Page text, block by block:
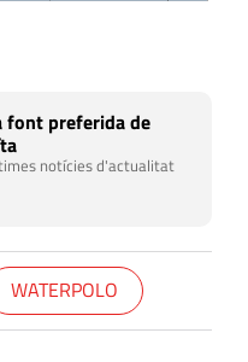
font preferida de
notícies d'actualitat
WATERPOLO